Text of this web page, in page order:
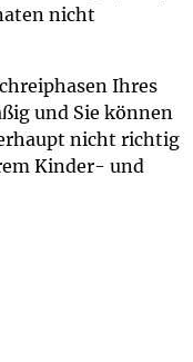
nicht
Ihres
und Sie können
nicht richtig
Kinder- und